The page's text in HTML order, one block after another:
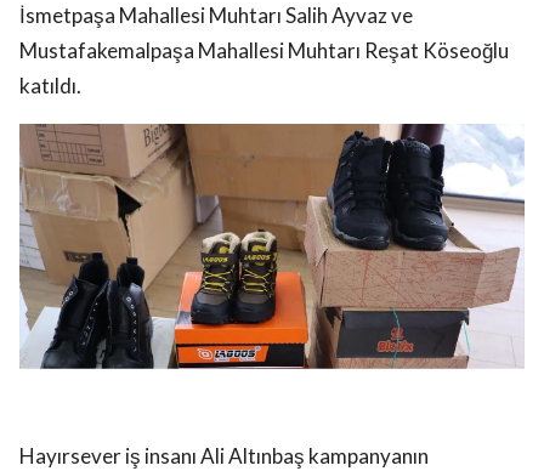
İsmetpaşa Mahallesi Muhtarı Salih Ayvaz ve
Mustafakemalpaşa Mahallesi Muhtarı Reşat Köseoğlu
katıldı.
Hayırsever iş insanı Ali Altınbaş kampanyanın